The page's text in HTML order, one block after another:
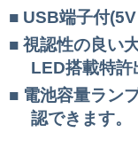
USB端子付
視認性の良い
LED搭載特許
電池容量ラン
認できます。